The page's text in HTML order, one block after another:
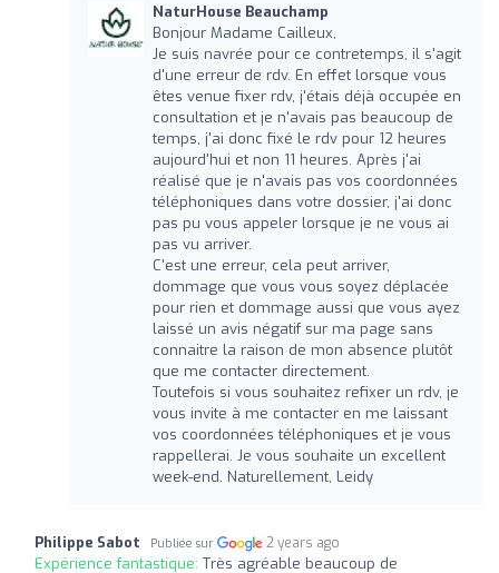
NaturHouse Beauchamp
Bonjour Madame Cailleux,
Je suis navrée pour ce contretemps, il s'agit
d'une erreur de rdv. En effet lorsque vous
êtes venue fixer rdv, j'étais déjà occupée en
consultation et je n'avais pas beaucoup de
temps, j'ai donc fixé le rdv pour 12 heures
aujourd'hui et non 11 heures. Après j'ai
réalisé que je n'avais pas vos coordonnées
téléphoniques dans votre dossier, j'ai donc
pas pu vous appeler lorsque je ne vous ai
pas vu arriver.
C'est une erreur, cela peut arriver,
dommage que vous vous soyez déplacée
pour rien et dommage aussi que vous ayez
laissé un avis négatif sur ma page sans
connaitre la raison de mon absence plutôt
que me contacter directement.
Toutefois si vous souhaitez refixer un rdv, je
vous invite à me contacter en me laissant
vos coordonnées téléphoniques et je vous
rappellerai. Je vous souhaite un excellent
week-end. Naturellement, Leidy
Philippe Sabot Publiée sur 2 years ago
Expérience fantastique: Très agréable beaucoup de